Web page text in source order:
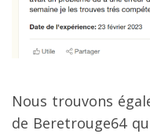
Nous trouvons
de Beretrouge64